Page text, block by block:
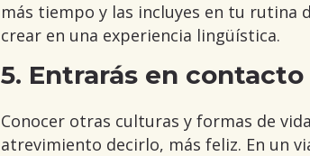
más tiempo y las incluyes en tu rutina
crear en una experiencia lingüística.
5. Entrarás en
Conocer otras culturas y formas de
atrevimiento decirlo, más feliz. En un